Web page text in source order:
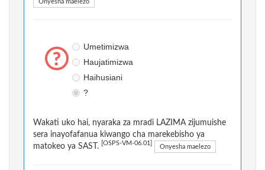
Umetimizwa
Haujatimizwa
Haihusiani
?
Wakati uko hai, nyaraka za mradi LAZIMA zijumuishe
sera inayofafanua kiwango cha marekebisho ya
matokeo ya SAST.
[OSPS-VM-06.01] Onyesha maelezo